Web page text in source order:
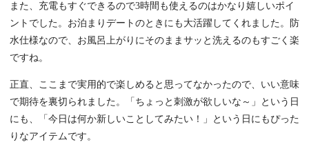
また、充電もすぐできるので3時間も使えるのはかなり嬉しいポイ
ントでした。お泊まりデートのときにも大活躍してくれました。防
水仕様なので、お風呂上がりにそのままサッと洗えるのもすごく楽
ですね。
正直、ここまで実用的で楽しめると思ってなかったので、いい意味
で期待を裏切られました。「ちょっと刺激が欲しいな～」という日
にも、「今日は何か新しいことしてみたい！」という日にもぴった
りなアイテムです。